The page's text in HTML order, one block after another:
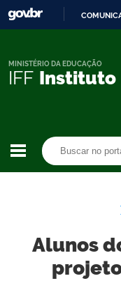
IFF Instituto
MINISTÉRIO DA EDUCAÇÃO
Alunos